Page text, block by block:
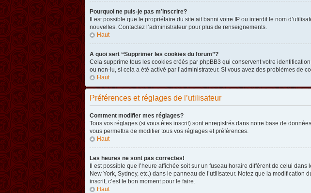
Pourquoi ne puis-je pas m’inscrire?
Il est possible que le propriétaire du site ait banni votre IP ou interdit le nom
nouvelles. Contactez l’administrateur pour plus de renseignements.
Haut
A quoi sert “Supprimer les cookies du forum”?
Cela supprime tous les cookies créés par phpBB3 qui conservent votre
ou non-lu, si cela a été activé par l’administrateur. Si vous avez des problèmes de
Haut
Préférences et réglages de l’utilisateur
Comment modifier mes réglages?
Tous vos réglages (si vous êtes inscrit) sont enregistrés dans notre base de
vous permettra de modifier tous vos réglages et préférences.
Haut
Les heures ne sont pas correctes!
Il est possible que l’heure affichée soit sur un fuseau horaire différent de celui
New York, Sydney, etc.) dans le panneau de l’utilisateur. Notez que la
inscrit, c’est le bon moment pour le faire.
Haut